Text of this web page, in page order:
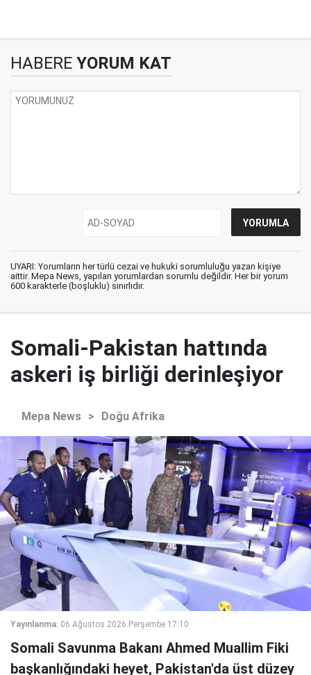
HABERE YORUM KAT
UYARI: Yorumların her türlü cezai ve hukuki sorumluluğu yazan kişiye
aittir. Mepa News, yapılan yorumlardan sorumlu değildir. Her bir yorum
600 karakterle (boşluklu) sınırlıdır.
Somali-Pakistan hattında
askeri iş birliği derinleşiyor
Mepa News > Doğu Afrika
Yayınlanma: 06 Ağustos 2026 Perşembe 17:10
Somali Savunma Bakanı Ahmed Muallim Fiki
başkanlığındaki heyet, Pakistan'da üst düzey